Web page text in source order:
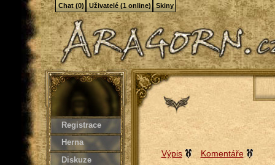
Registrace
Herna
Diskuze
Výpis Komentáře
Chat (0) Uživatelé (1 online) Skiny